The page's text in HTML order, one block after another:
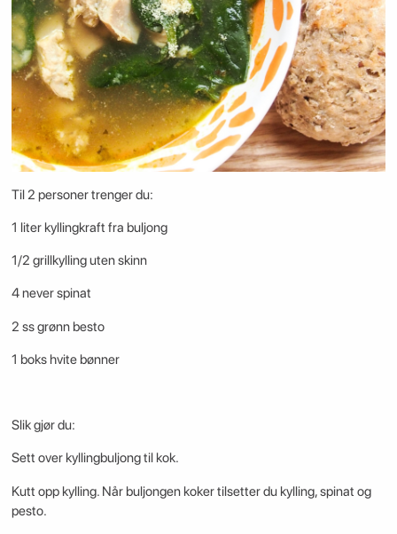
Til 2 personer trenger du:
1 liter kyllingkraft fra buljong
1/2 grillkylling uten skinn
4 never spinat
2 ss grønn besto
1 boks hvite bønner
Slik gjør du:
Sett over kyllingbuljong til kok.
Kutt opp kylling. Når buljongen koker tilsetter du kylling, spinat og
pesto.